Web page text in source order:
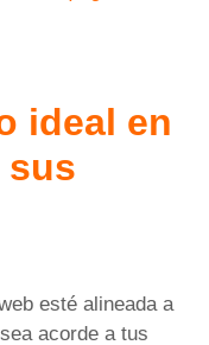
ideal en
sus
esté alineada a
acorde a tus